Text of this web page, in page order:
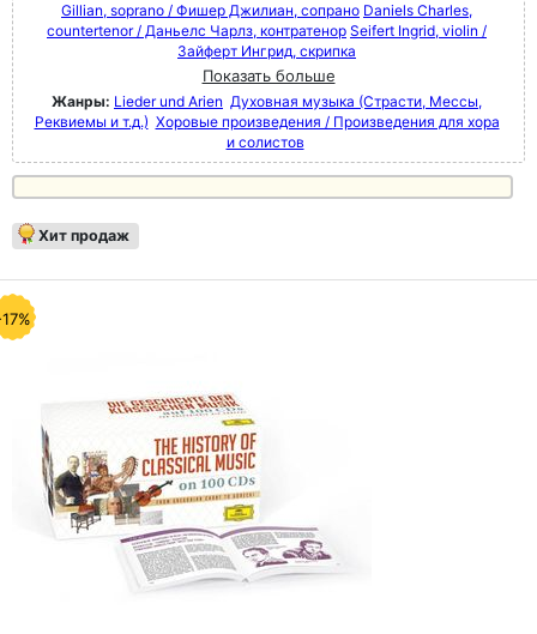
Gillian, soprano / Фишер Джилиан, сопрано Daniels Charles,
countertenor / Даньелс Чарлз, контратенор Seifert Ingrid, violin /
Зайферт Ингрид, скрипка
Показать больше
Жанры: Lieder und Arien Духовная музыка (Страсти, Мессы,
Реквиемы и т.д.) Хоровые произведения / Произведения для хора
и солистов
Хит продаж